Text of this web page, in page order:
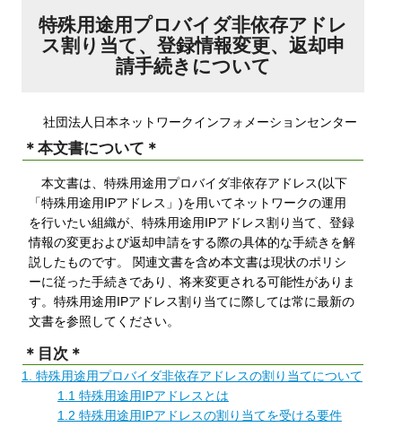
特殊用途用プロバイダ非依存アドレ
ス割り当て、登録情報変更、返却申
請手続きについて
社団法人日本ネットワークインフォメーションセンター
＊本文書について＊
本文書は、特殊用途用プロバイダ非依存アドレス(以下
「特殊用途用IPアドレス」)を用いてネットワークの運用
を行いたい組織が、特殊用途用IPアドレス割り当て、登録
情報の変更および返却申請をする際の具体的な手続きを解
説したものです。 関連文書を含め本文書は現状のポリシ
ーに従った手続きであり、将来変更される可能性がありま
す。特殊用途用IPアドレス割り当てに際しては常に最新の
文書を参照してください。
＊目次＊
1. 特殊用途用プロバイダ非依存アドレスの割り当てについて
1.1 特殊用途用IPアドレスとは
1.2 特殊用途用IPアドレスの割り当てを受ける要件